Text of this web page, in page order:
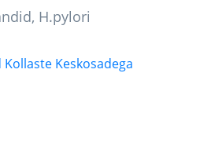
H.pylori
Keskosadega